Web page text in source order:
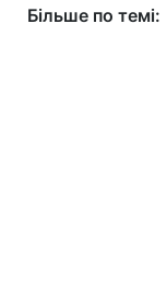
Більше по темі: